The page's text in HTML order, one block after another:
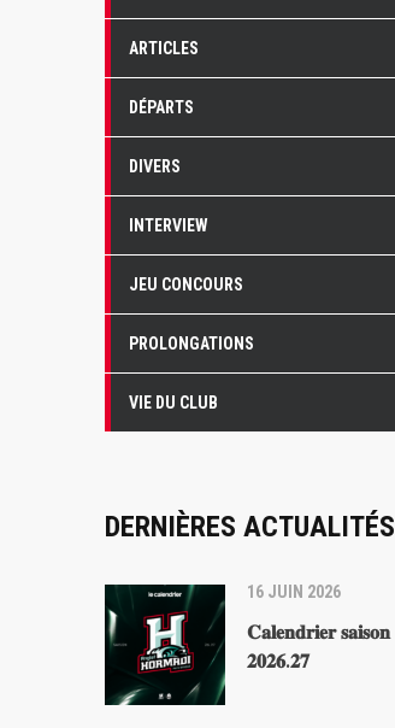
ARTICLES
DÉPARTS
DIVERS
INTERVIEW
JEU CONCOURS
PROLONGATIONS
VIE DU CLUB
DERNIÈRES ACTUALITÉS
16 JUIN 2026
𝐂𝐚𝐥𝐞𝐧𝐝𝐫𝐢𝐞𝐫 𝐬𝐚𝐢𝐬𝐨𝐧
𝟐𝟎𝟐𝟔.𝟐𝟕